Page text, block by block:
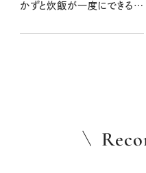
かずと炊飯が一度にできるポ